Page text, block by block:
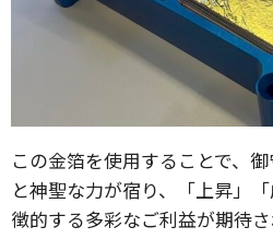
この金箔を使用することで、
と神聖な力が宿り、「上昇」
徴的する多彩なご利益が期待さ